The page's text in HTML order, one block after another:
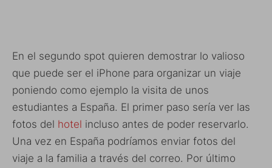
En el segundo spot quieren demostrar lo valioso
que puede ser el iPhone para organizar un viaje
poniendo como ejemplo la visita de unos
estudiantes a España. El primer paso sería ver las
fotos del hotel incluso antes de poder reservarlo.
Una vez en España podríamos enviar fotos del
viaje a la familia a través del correo. Por último